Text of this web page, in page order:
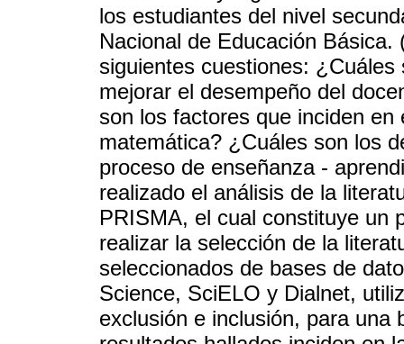
los estudiantes del nivel
Nacional de Educación
siguientes cuestiones:
mejorar el desempeño del
son los factores que inciden
matemática? ¿Cuáles son los
proceso de enseñanza -
realizado el análisis de la
PRISMA, el cual constituye un
realizar la selección de la
seleccionados de bases de
Science, SciELO y Dialnet,
exclusión e inclusión, para una